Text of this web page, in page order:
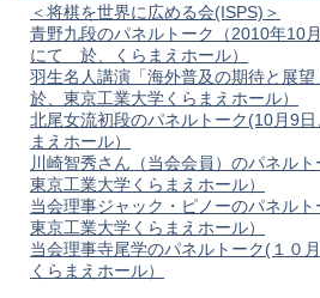
＜将棋を世界に広める会(ISPS)＞
青野九段のパネルトーク（2010年10
にて 於、くらまえホール）
羽生名人講演「海外普及の期待と展望
於、東京工業大学くらまえホール）
北尾女流初段のパネルトーク(10月9
まえホール）
川崎智秀さん（当会会員）のパネルト
東京工業大学くらまえホール）
当会理事ジャック・ピノーのパネルト
東京工業大学くらまえホール）
当会理事寺尾学のパネルトーク(１０
くらまえホール）